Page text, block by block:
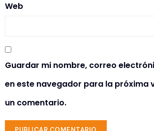
Web
Guardar mi nombre, correo
en este navegador para la próxima
un comentario.